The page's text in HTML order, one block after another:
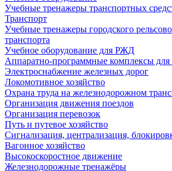
Учебные тренажеры транспортных
Транспорт
Учебные тренажеры городского
транспорта
Учебное оборудование для РЖД
Аппаратно-программные комплексы
Электроснабжение железных дорог
Локомотивное хозяйство
Охрана труда на железнодорожном
Организация движения поездов
Организация перевозок
Путь и путевое хозяйство
Сигнализация, централизация,
Вагонное хозяйство
Высокоскоростное движение
Железнодорожные тренажёры